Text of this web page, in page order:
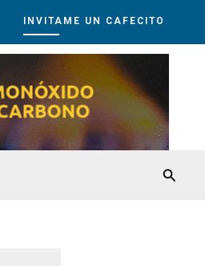
INVITAME UN CAFECITO